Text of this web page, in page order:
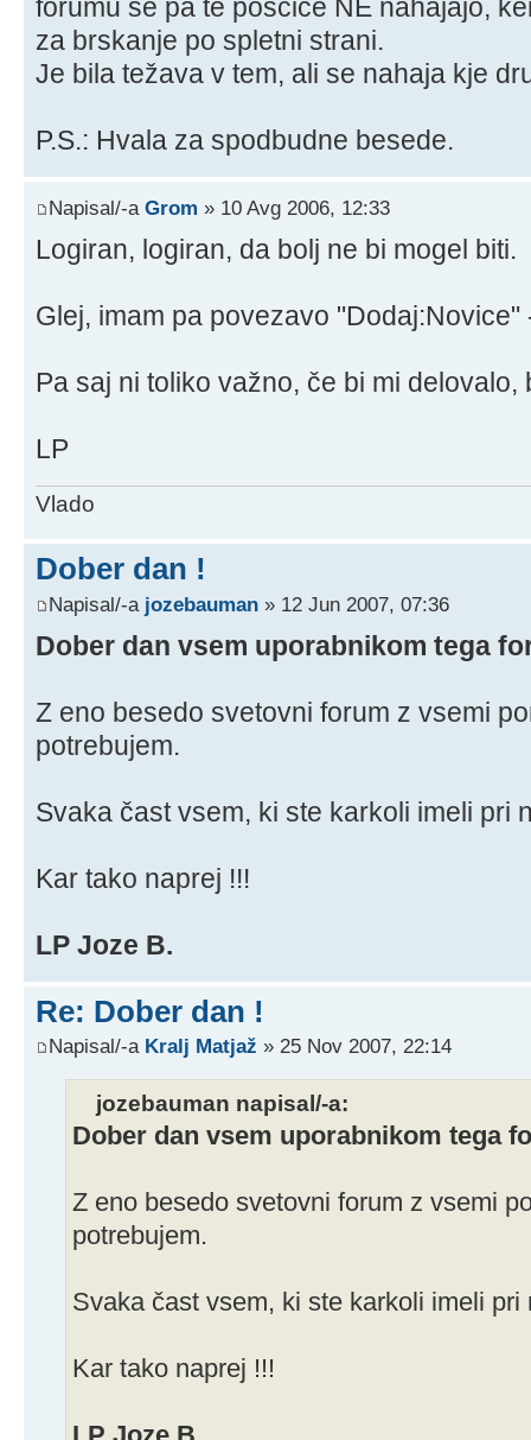
forumu se pa te poščice NE nahajajo,
za brskanje po spletni strani.
Je bila težava v tem, ali se nahaja kje
P.S.: Hvala za spodbudne besede.
Napisal/-a Grom » 10 Avg 2006, 12:33
Logiran, logiran, da bolj ne bi mogel biti.
Glej, imam pa povezavo "Dodaj:Novice"
Pa saj ni toliko važno, če bi mi delovalo,
LP
Vlado
Dober dan !
Napisal/-a jozebauman » 12 Jun 2007, 07:36
Dober dan vsem uporabnikom tega
Z eno besedo svetovni forum z vsemi
potrebujem.
Svaka čast vsem, ki ste karkoli imeli pri
Kar tako naprej !!!
LP Joze B.
Re: Dober dan !
Napisal/-a Kralj Matjaž » 25 Nov 2007, 22:14
jozebauman napisal/-a:
Dober dan vsem uporabnikom tega
Z eno besedo svetovni forum z vsemi
potrebujem.
Svaka čast vsem, ki ste karkoli imeli pri
Kar tako naprej !!!